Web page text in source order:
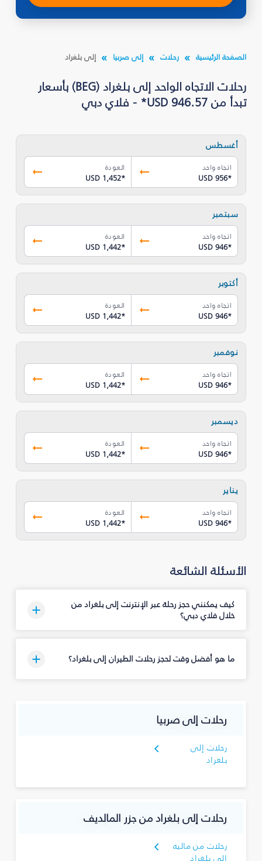
الصفحة الرئيسية رحلات إلى صربيا إلى بلغراد
رحلات الاتجاه الواحد إلى بلغراد (BEG) بأسعار
تبدأ من USD 946.57* - فلاي دبي
أغسطس
اتجاه واحد
USD 956*
العودة
USD 1,452*
سبتمبر
اتجاه واحد
USD 946*
العودة
USD 1,442*
أكتوبر
اتجاه واحد
USD 946*
العودة
USD 1,442*
نوفمبر
اتجاه واحد
USD 946*
العودة
USD 1,442*
ديسمبر
اتجاه واحد
USD 946*
العودة
USD 1,442*
يناير
اتجاه واحد
USD 946*
العودة
USD 1,442*
الأسئلة الشائعة
كيف يمكنني حجز رحلة عبر الإنترنت إلى بلغراد من
خلال فلاي دبي؟
ما هو أفضل وقت لحجز رحلات الطيران إلى بلغراد؟
رحلات إلى صربيا
رحلات إلى
بلغراد
رحلات إلى بلغراد من جزر المالديف
رحلات من ماليه
إلى بلغراد